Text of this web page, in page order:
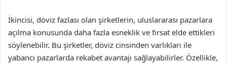
İkincisi, döviz fazlası olan şirketlerin, uluslararası pazarlara
açılma konusunda daha fazla esneklik ve fırsat elde ettikleri
söylenebilir. Bu şirketler, döviz cinsinden varlıkları ile
yabancı pazarlarda rekabet avantajı sağlayabilirler. Özellikle,